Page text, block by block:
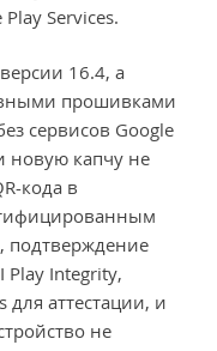
Services.
16.4, а
прошивками
сервисов Google
новую капчу не
кода в
подтверждение
Play Integrity,
для аттестации, и
не